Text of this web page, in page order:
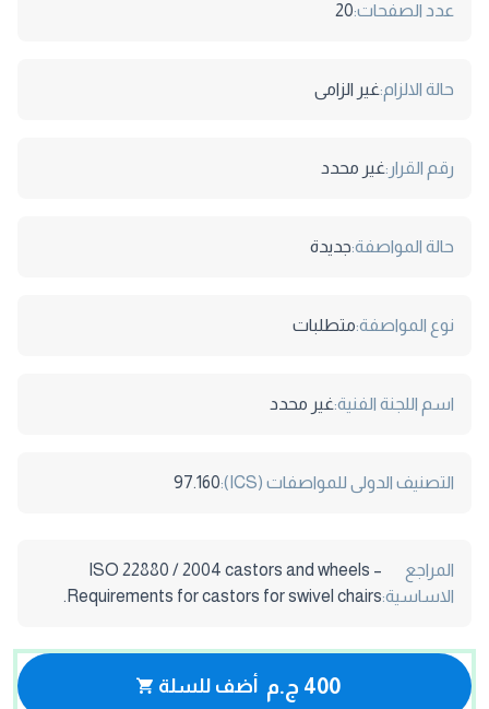
عدد الصفحات:20
حالة الالزام:غير الزامى
رقم القرار:غير محدد
حالة المواصفة:جديدة
نوع المواصفة:متطلبات
اسم اللجنة الفنية:غير محدد
التصنيف الدولى للمواصفات (ICS): 97.160
المراجع
الاساسية:
ISO 22880 / 2004 castors and wheels –
Requirements for castors for swivel chairs.
400 ج.م أضف للسلة